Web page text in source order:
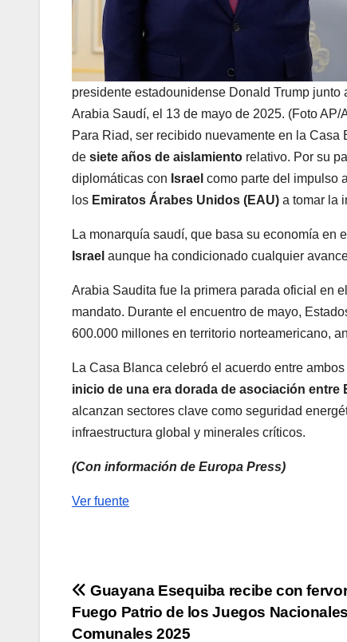
presidente estadounidense Donald Trump
Arabia Saudí, el 13 de mayo de 2025. (Foto AP/
Para Riad, ser recibido nuevamente en la
de siete años de aislamiento relativo. Por su
diplomáticas con Israel como parte del impulso
los Emiratos Árabes Unidos (EAU) a tomar la
La monarquía saudí, que basa su economía en
Israel aunque ha condicionado cualquier
Arabia Saudita fue la primera parada oficial en
mandato. Durante el encuentro de mayo,
600.000 millones en territorio norteamericano,
La Casa Blanca celebró el acuerdo entre
inicio de una era dorada de asociación entre
alcanzan sectores clave como seguridad
infraestructura global y minerales críticos.
(Con información de Europa Press)
Ver fuente
Navegación
de
Guayana Esequiba recibe con fervor
Fuego Patrio de los Juegos Nacionales
Comunales 2025